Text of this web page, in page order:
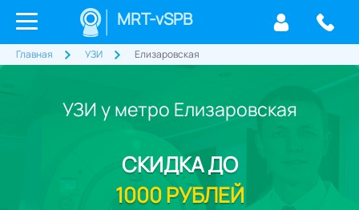
MRT-vSPB
Главная УЗИ Елизаровская
УЗИ у метро Елизаровская
СКИДКАДО
1000 РУБЛЕЙ